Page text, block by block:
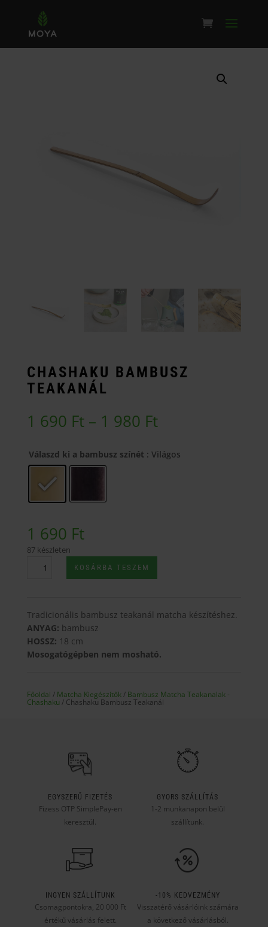
CHASHAKU BAMBUSZ
TEAKANÁL
1 690 Ft – 1 980 FtÁrtartomány:
1
690 Ft
-
Válaszd ki a bambusz színét : Világos
1 690 Ft
87 készleten
KOSÁRBA TESZEM
Tradicionális bambusz teakanál matcha készítéshez.
ANYAG: bambusz
HOSSZ: 18 cm
Mosogatógépben nem mosható.
Főoldal / Matcha Kiegészítők/ Bambusz Matcha Teakanalak -
Chashaku / Chashaku Bambusz Teakanál
EGYSZERŰ FIZETÉS
Fizess OTP SimplePay-en
keresztül.
GYORS SZÁLLÍTÁS
1-2 munkanapon belül
szállítunk.
INGYEN SZÁLLÍTUNK
Csomagpontokra, 20 000 Ft
értékű vásárlás felett.
-10% KEDVEZMÉNY
Visszatérő vásárlóink számára
a következő vásárlásból.